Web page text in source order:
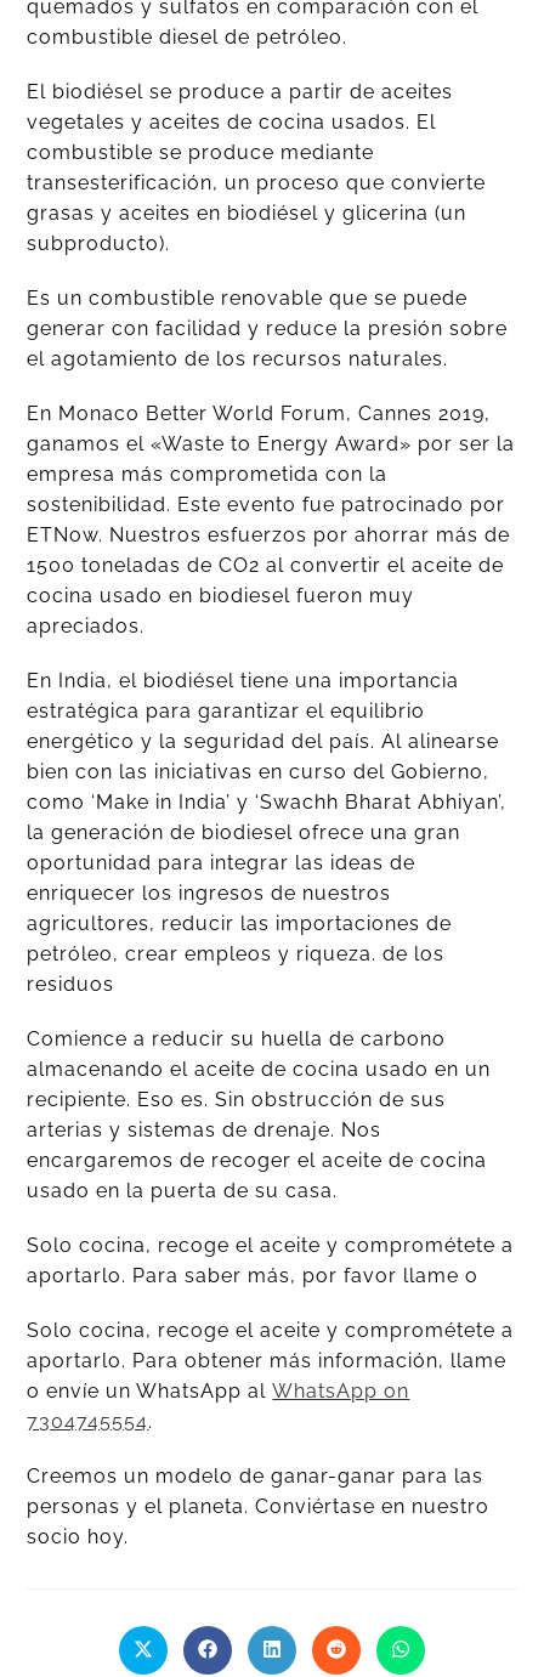
quemados y sulfatos en comparación con el
combustible diesel de petróleo.
El biodiésel se produce a partir de aceites
vegetales y aceites de cocina usados. El
combustible se produce mediante
transesterificación, un proceso que convierte
grasas y aceites en biodiésel y glicerina (un
subproducto).
Es un combustible renovable que se puede
generar con facilidad y reduce la presión sobre
el agotamiento de los recursos naturales.
En Monaco Better World Forum, Cannes 2019,
ganamos el «Waste to Energy Award» por ser la
empresa más comprometida con la
sostenibilidad. Este evento fue patrocinado por
ETNow. Nuestros esfuerzos por ahorrar más de
1500 toneladas de CO2 al convertir el aceite de
cocina usado en biodiesel fueron muy
apreciados.
En India, el biodiésel tiene una importancia
estratégica para garantizar el equilibrio
energético y la seguridad del país. Al alinearse
bien con las iniciativas en curso del Gobierno,
como ‘Make in India’ y ‘Swachh Bharat Abhiyan’,
la generación de biodiesel ofrece una gran
oportunidad para integrar las ideas de
enriquecer los ingresos de nuestros
agricultores, reducir las importaciones de
petróleo, crear empleos y riqueza. de los
residuos
Comience a reducir su huella de carbono
almacenando el aceite de cocina usado en un
recipiente. Eso es. Sin obstrucción de sus
arterias y sistemas de drenaje. Nos
encargaremos de recoger el aceite de cocina
usado en la puerta de su casa.
Solo cocina, recoge el aceite y comprométete a
aportarlo. Para saber más, por favor llame o
Solo cocina, recoge el aceite y comprométete a
aportarlo. Para obtener más información, llame
o envíe un WhatsApp alWhatsApp on
7304745554.
Creemos un modelo de ganar-ganar para las
personas y el planeta. Conviértase en nuestro
socio hoy.